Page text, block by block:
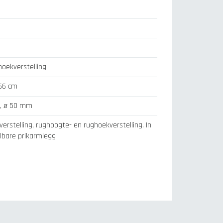
cm
ø 50 mm
rughoogte- en rughoekverstelling. In
prikarmlegg